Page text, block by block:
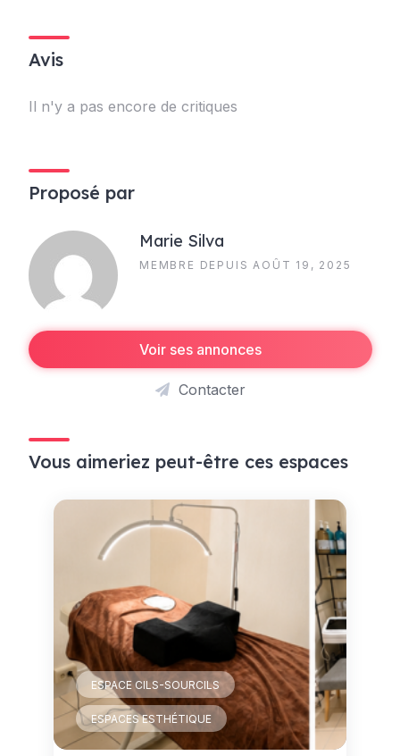
Avis
Il n'y a pas encore de critiques
Proposé par
Marie Silva
MEMBRE DEPUIS AOÛT 19, 2025
Voir ses annonces
Contacter
Vous aimeriez peut-être ces espaces
ESPACE CILS-SOURCILS
ESPACES ESTHÉTIQUE